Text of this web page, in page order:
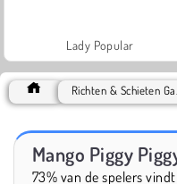
Lady Popular
Mango Piggy
73% van de spelers